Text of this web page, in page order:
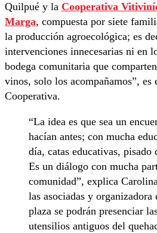
Quilpué y la Cooperativa
Marga, compuesta por siete
la producción agroecológica; es
intervenciones innecesarias ni en
bodega comunitaria que
vinos, solo los acompañamos”, es
Cooperativa.
“La idea es que sea un
hacían antes; con mucha
día, catas educativas, pisado
Es un diálogo con mucha
comunidad”, explica
las asociadas y
plaza se podrán presenciar
utensilios antiguos del